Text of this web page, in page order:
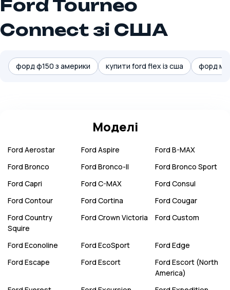
Ford Tourneo
Connect зі США
форд ф150 з америки купити ford flex із сша форд
Моделі
Ford Aerostar Ford Aspire Ford B-MAX
Ford Bronco Ford Bronco-II Ford Bronco Sport
Ford Capri Ford C-MAX Ford Consul
Ford Contour Ford Cortina Ford Cougar
Ford Country
Squire
Ford Crown Victoria Ford Custom
Ford Econoline Ford EcoSport Ford Edge
Ford Escape Ford Escort Ford Escort (North
America)